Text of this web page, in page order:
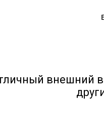
внешний